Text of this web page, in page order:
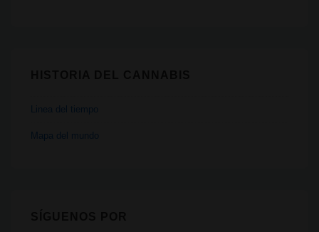
Linea del tiempo
Mapa del mundo